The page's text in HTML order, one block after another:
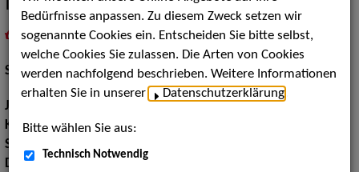
als PDF speichern
inMeine Merklistelegen
Schauspiel:Bühne
Jahrgang:
Körpergröße:174 cm
Sprachen:
Dialekte:
Österreichisch, Wienerisch
Bedürfnisse anpassen. Zu diesem Zweck setzen wir
sogenannte Cookies ein. Entscheiden Sie bitte selbst,
welche Cookies Sie zulassen. Die Arten von Cookies
werden nachfolgend beschrieben. Weitere Informationen
erhalten Sie in unserer
Datenschutzerklärung
Bitte wählen Sie aus:
Technisch Notwendig